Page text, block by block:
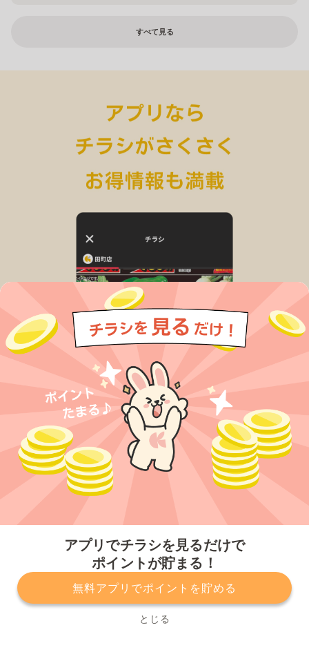
アプリでチラシを見るだけで
ポイントが貯まる！
無料アプリでポイントを貯める
とじる
すべて見る
プライバシーポリシー 利用規約
運営会社
サービスに関してのお問い合わせ